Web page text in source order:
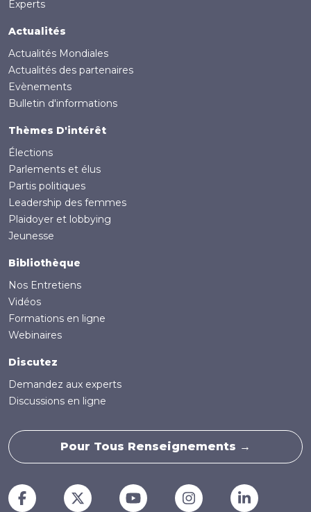
Experts
Actualités
Actualités Mondiales
Actualités des partenaires
Evènements
Bulletin d'informations
Thèmes D'intérêt
Élections
Parlements et élus
Partis politiques
Leadership des femmes
Plaidoyer et lobbying
Jeunesse
Bibliothèque
Nos Entretiens
Vidéos
Formations en ligne
Webinaires
Discutez
Demandez aux experts
Discussions en ligne
Pour Tous Renseignements →